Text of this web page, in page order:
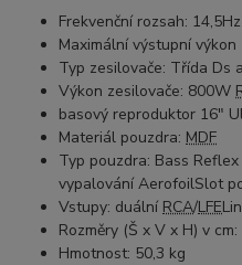
Frekvenční rozsah:
Maximální výstupní výkon
Typ zesilovače: Třída Ds
Výkon zesilovače: 800W
basový reproduktor 16"
Materiál pouzdra: MDF
Typ pouzdra: Bass
vypalování AerofoilSlot
Vstupy: duální RCA/LFE
Rozměry (Š x V x H) v
Hmotnost: 50,3 kg